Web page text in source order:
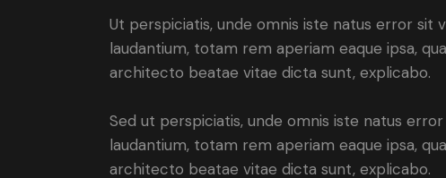
Ut perspiciatis, unde omnis iste natus error sit
laudantium, totam rem aperiam eaque ipsa,
architecto beatae vitae dicta sunt, explicabo.
Sed ut perspiciatis, unde omnis iste natus
laudantium, totam rem aperiam eaque ipsa,
architecto beatae vitae dicta sunt, explicabo.